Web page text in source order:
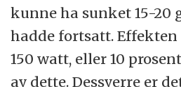
kunne ha sunket 15-20
hadde fortsatt.
150 watt, eller 10
av dette. Dessverre er